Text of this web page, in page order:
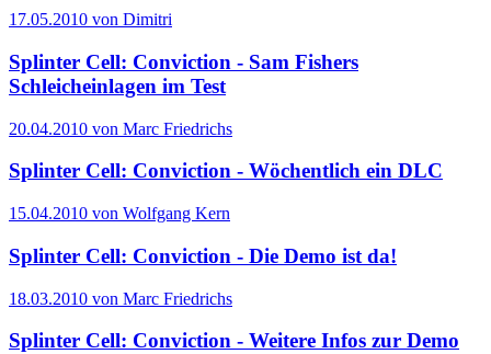
17.05.2010 von Dimitri
Splinter Cell: Conviction - Sam Fishers
Schleicheinlagen im Test
20.04.2010 von Marc Friedrichs
Splinter Cell: Conviction - Wöchentlich ein DLC
15.04.2010 von Wolfgang Kern
Splinter Cell: Conviction - Die Demo ist da!
18.03.2010 von Marc Friedrichs
Splinter Cell: Conviction - Weitere Infos zur Demo